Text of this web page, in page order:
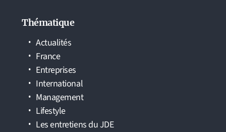
Thématique
Actualités
France
Entreprises
International
Management
Lifestyle
Les entretiens du JDE